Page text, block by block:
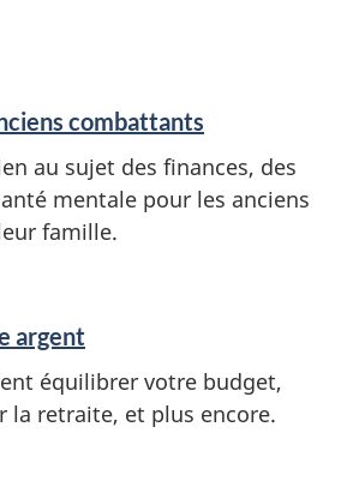
combattants
au sujet des finances, des
mentale pour les anciens
famille.
argent
équilibrer votre budget,
la retraite, et plus encore.